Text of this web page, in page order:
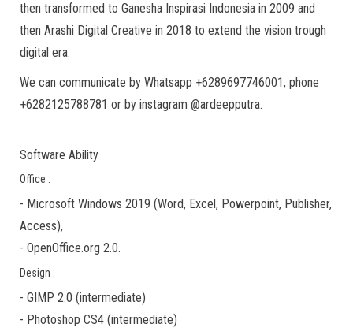
then transformed to Ganesha Inspirasi Indonesia in 2009 and
then Arashi Digital Creative in 2018 to extend the vision trough
digital era.
We can communicate by Whatsapp +6289697746001, phone
+6282125788781 or by instagram @ardeepputra.
Software Ability
Office :
- Microsoft Windows 2019 (Word, Excel, Powerpoint, Publisher,
Access),
- OpenOffice.org 2.0.
Design :
- GIMP 2.0 (intermediate)
- Photoshop CS4 (intermediate)